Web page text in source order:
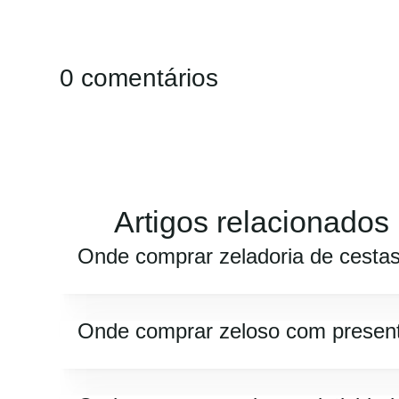
0 comentários
Artigos relacionados
Onde comprar zeladoria de
Onde comprar zeloso com